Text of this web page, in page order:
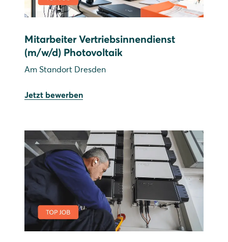
Mitarbeiter Vertriebsinnendienst
(m/w/d) Photovoltaik
Am Standort Dresden
Jetzt bewerben